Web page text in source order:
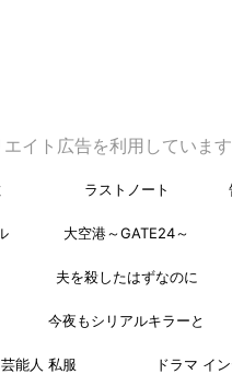
イト広告を利用しています
ラストノート
大空港～GATE24～
夫を殺したはずなのに
今夜もシリアルキラーと
芸能人 私服 ドラマ イ